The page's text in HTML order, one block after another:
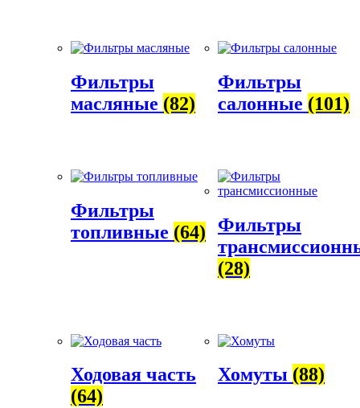
Фильтры
масляные (82)
Фильтры
салонные (101)
Фильтры
топливные (64)
Фильтры
(28)
Ходовая часть
(64)
Хомуты (88)